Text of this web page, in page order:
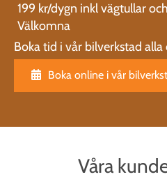
199 kr/dygn inkl vägtullar
Välkomna
Boka tid i vår bilverkstad alla
Boka online i vår
Våra